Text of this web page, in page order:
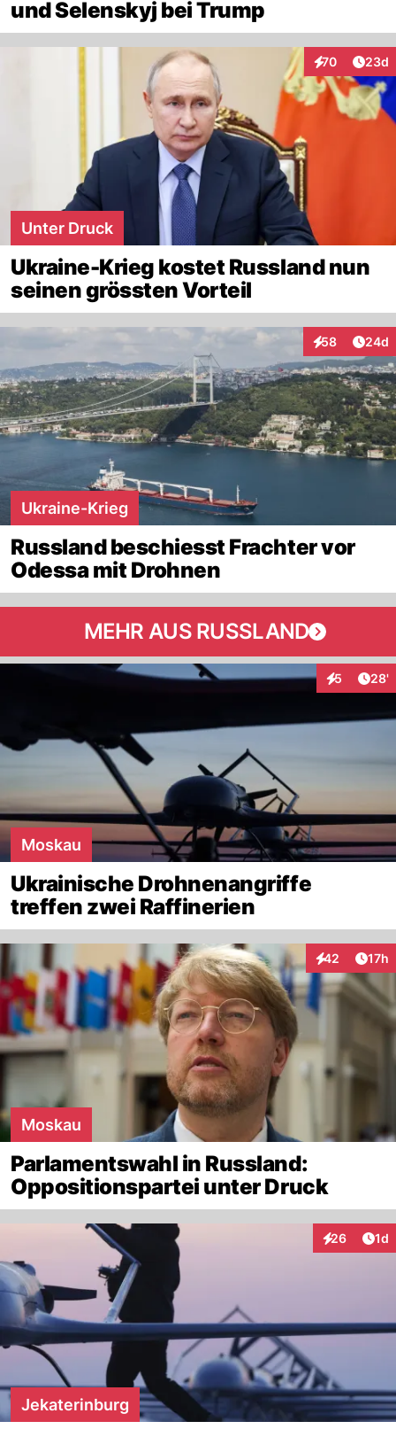
und Selenskyj bei Trump
70
Interaktionen
23d
Unter Druck
Ukraine-Krieg kostet Russland nun
seinen grössten Vorteil
58
Interaktionen
24d
Ukraine-Krieg
Russland beschiesst Frachter vor
Odessa mit Drohnen
MEHR AUS RUSSLAND
5 28'
Moskau
Ukrainische Drohnenangriffe
treffen zwei Raffinerien
42
Interaktionen
17h
Moskau
Parlamentswahl in Russland:
Oppositionspartei unter Druck
26
Interaktionen
1d
Jekaterinburg